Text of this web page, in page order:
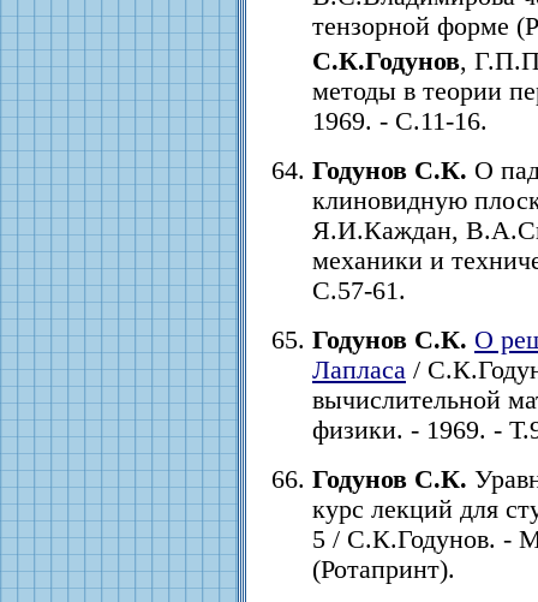
тензорной форме (P
С.К.Годунов,
методы в теории
1969. - С.11-16.
Годунов С.К. О
клиновидную
Я.И.Каждан,
механики и
С.57-61.
Годунов С.К. О
Лапласа /
вычислительной
физики. - 1969. -
Годунов С.К.
курс лекций для
5 / С.К.Годунов. -
(Ротапринт).